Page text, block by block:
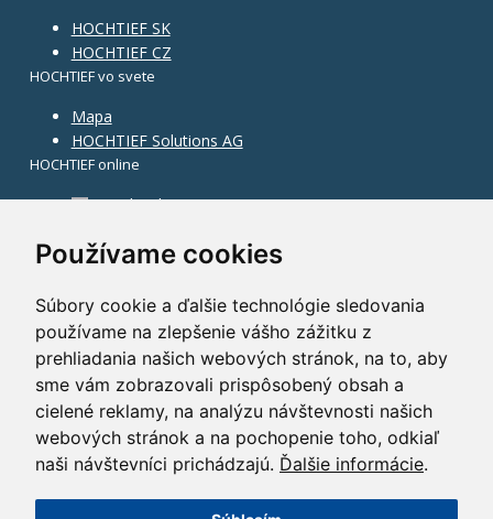
Používame cookies
Súbory cookie a ďalšie technológie sledovania
používame na zlepšenie vášho zážitku z
prehliadania našich webových stránok, na to, aby
sme vám zobrazovali prispôsobený obsah a
cielené reklamy, na analýzu návštevnosti našich
webových stránok a na pochopenie toho, odkiaľ
naši návštevníci prichádzajú. Ďalšie informácie.
HOCHTIEF SK
HOCHTIEF CZ
HOCHTIEF vo svete
Mapa
HOCHTIEF Solutions AG
HOCHTIEF online
Facebook